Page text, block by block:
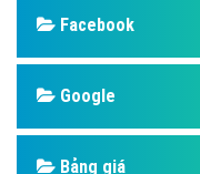
Facebook
Google
Bảng giá